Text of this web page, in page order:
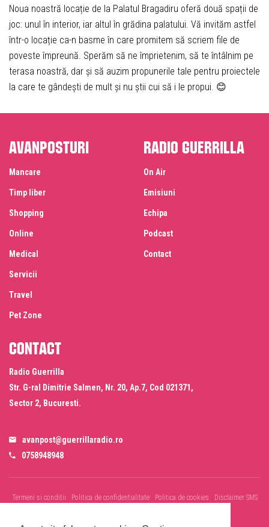
Noua noastră locație de la Palatul Bragadiru oferă două spații de
joc: unul în interior, iar altul în grădina palatului. Vă invităm astfel
într-o locație ca-n basme în care promitem să scriem file de
poveste împreună. Sperăm să ne împrietenim, să te întâlnim pe
terasa noastră, dar și să auzim propunerile tale pentru proiectele
la care te gândești de mult și nu știi cui să i le propui. 😊
Avanposturi
Mancare
Timp liber
Shopping
Online
Medical
Servicii
Travel
Pet Zone
Radio Guerrilla
On Air
Emisiuni
Echipa
Podcast
Contact
Contact
Radio Guerrilla
Str. G-ral Dimitrie Salmen, Nr. 20, Ap.7, Cod 021371,
Sector 2, Bucuresti.
avanpost@guerrillaradio.ro
0758948948
Termeni si conditii Politica de confidentialitate Politica de cookies
Disclaimer SMS